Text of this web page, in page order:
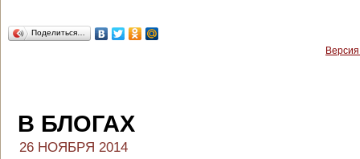
Поделиться…
В БЛОГАХ
26 НОЯБРЯ 2014